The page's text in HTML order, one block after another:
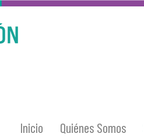
Inicio Quiénes Somos